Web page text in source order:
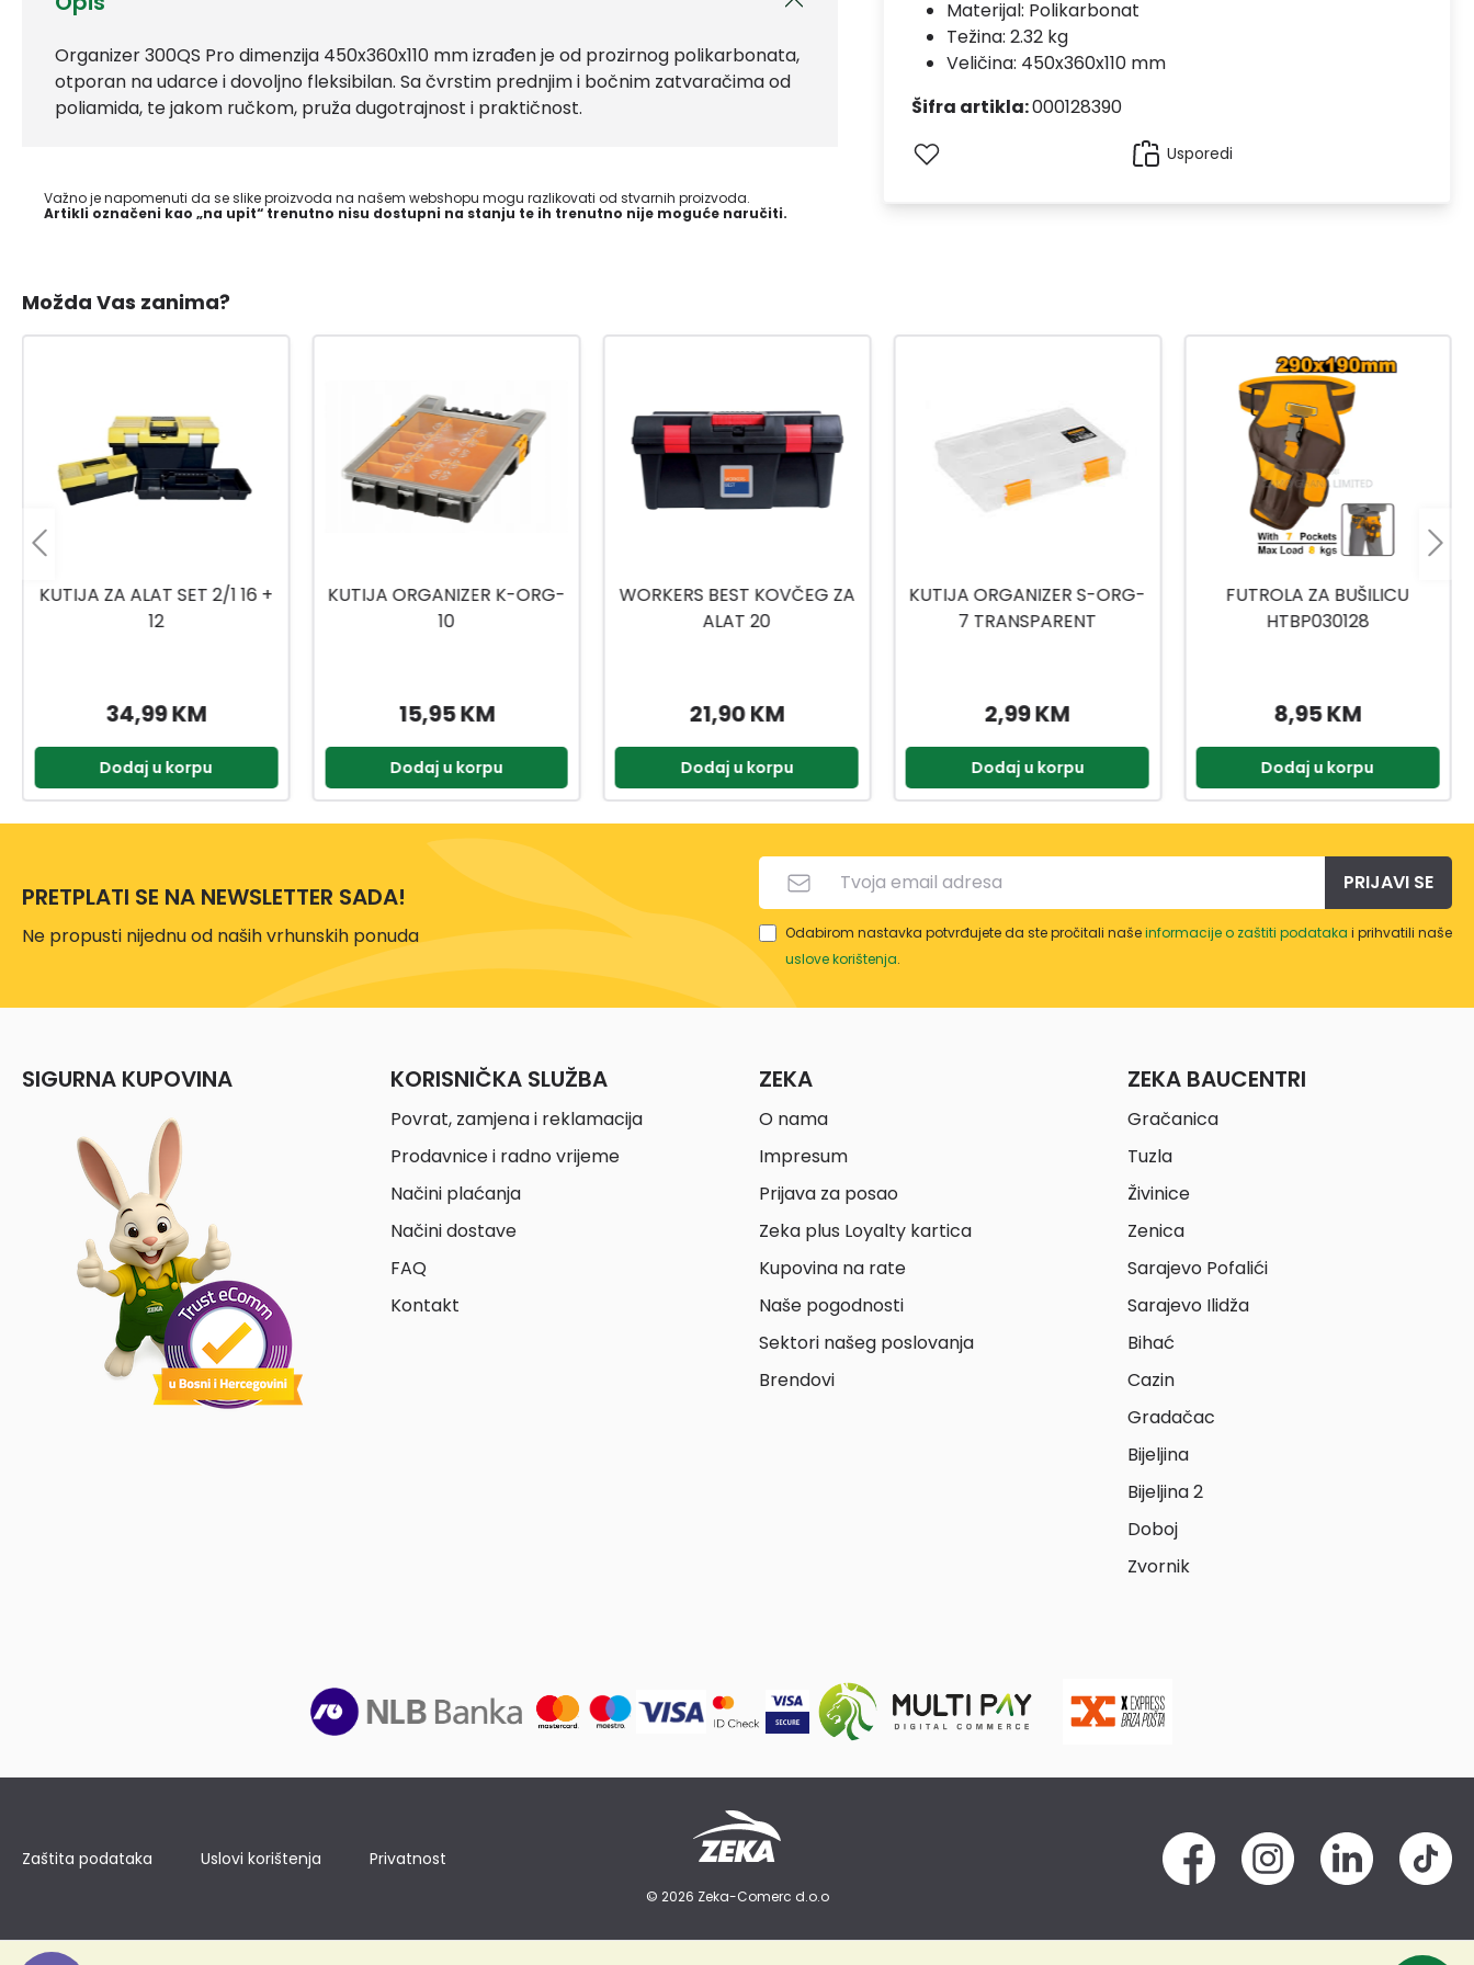
Organizer 300QS Pro dimenzija 450x360x110 mm izrađen je od prozirnog polikarbonata,
otporan na udarce i dovoljno fleksibilan. Sa čvrstim prednjim i bočnim zatvaračima od
poliamida, te jakom ručkom, pruža dugotrajnost i praktičnost.
Važno je napomenuti da se slike proizvoda na našem webshopu mogu razlikovati od stvarnih proizvoda.
Artikli označeni kao „na upit“ trenutno nisu dostupni na stanju te ih trenutno nije moguće naručiti.
Materijal: Polikarbonat
Težina: 2.32 kg
Veličina: 450x360x110 mm
Šifra artikla:000128390
Usporedi
Možda Vas zanima?
KUTIJA ORGANIZER K-ORG-
10
15,95 KM
Dodaj u korpu
WORKERS BEST KOVČEG ZA
ALAT 20
21,90 KM
Dodaj u korpu
KUTIJA ORGANIZER S-ORG-
7 TRANSPARENT
2,99 KM
Dodaj u korpu
FUTROLA ZA BUŠILICU
HTBP030128
8,95 KM
Dodaj u korpu
TORBA ZA ALAT
HTBP020328
15,99 KM
Dodaj u korpu
PRETPLATI SE NA NEWSLETTER SADA!
Ne propusti nijednu od naših vrhunskih ponuda
PRIJAVI SE
Odabirom nastavka potvrđujete da ste pročitali našeinformacije o zaštiti podataka i prihvatili naše
uslove korištenja.
SIGURNA KUPOVINA KORISNIČKA SLUŽBA
Povrat, zamjena i reklamacija
Prodavnice i radno vrijeme
Načini plaćanja
Načini dostave
FAQ
Kontakt
ZEKA
O nama
Impresum
Prijava za posao
Zeka plus Loyalty kartica
Kupovina na rate
Naše pogodnosti
Sektori našeg poslovanja
Brendovi
ZEKA BAUCENTRI
Gračanica
Tuzla
Živinice
Zenica
Sarajevo Pofalići
Sarajevo Ilidža
Bihać
Cazin
Gradačac
Bijeljina
Bijeljina 2
Doboj
Zvornik
Zaštita podataka Uslovi korištenja Privatnost
© 2026 Zeka-Comerc d.o.o